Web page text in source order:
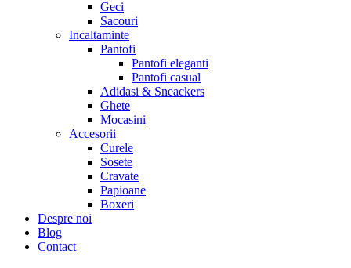
Geci
Sacouri
Incaltaminte
Pantofi
Pantofi eleganti
Pantofi casual
Adidasi & Sneackers
Ghete
Mocasini
Accesorii
Curele
Sosete
Cravate
Papioane
Boxeri
Despre noi
Blog
Contact